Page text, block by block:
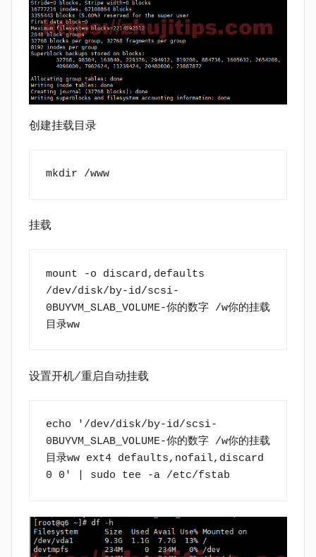
创建挂载目录
mkdir /www
挂载
mount -o discard,defaults
/dev/disk/by-id/scsi-
0BUYVM_SLAB_VOLUME-你的数字 /w你的挂载
目录ww
设置开机/重启自动挂载
echo '/dev/disk/by-id/scsi-
0BUYVM_SLAB_VOLUME-你的数字 /w你的挂载
目录ww ext4 defaults,nofail,discard
0 0' | sudo tee -a /etc/fstab